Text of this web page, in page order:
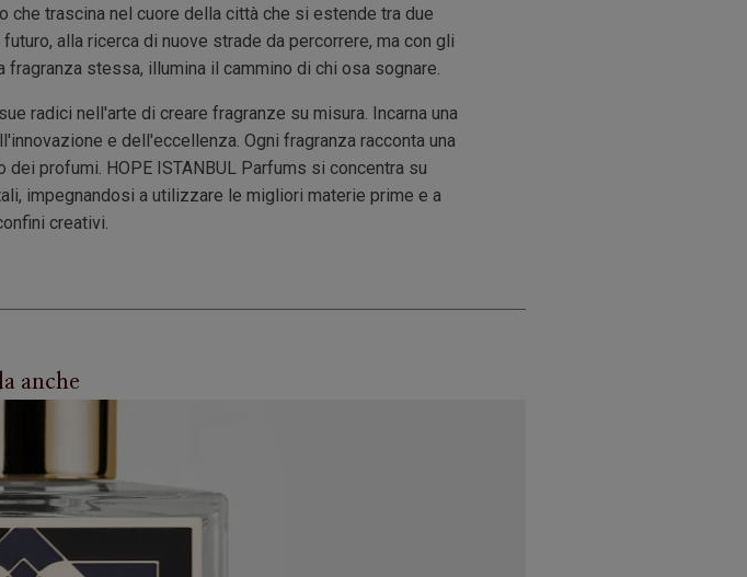
che trascina nel cuore della città che si estende tra due
alla ricerca di nuove strade da percorrere, ma con gli
stessa, illumina il cammino di chi osa sognare.
radici nell'arte di creare fragranze su misura. Incarna una
e dell'eccellenza. Ogni fragranza racconta una
profumi. HOPE ISTANBUL Parfums si concentra su
impegnandosi a utilizzare le migliori materie prime e a
creativi.
anche